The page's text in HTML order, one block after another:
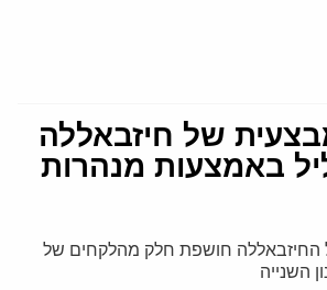
של חיזבאללה
באמצעות מנהרות
חושפת חלק מהלקחים של
השנייה